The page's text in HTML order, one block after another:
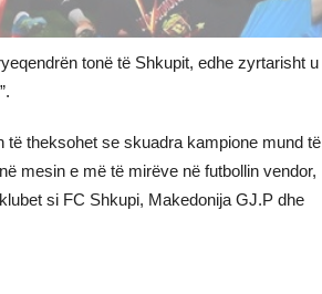
tonë të Shkupit, edhe zyrtarisht u
të theksohet se skuadra kampione mund të
mesin e më të mirëve në futbollin vendor,
si FC Shkupi, Makedonija GJ.P dhe